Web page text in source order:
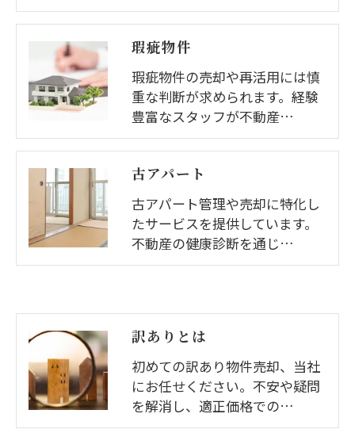
瑕疵物件
瑕疵物件の売却や再活用には慎
重な判断が求められます。経験
豊富なスタッフが不動産…
古アパート
古アパート管理や売却に特化し
たサービスを提供しています。
不動産の健康診断を通じ…
訳ありとは
初めての訳あり物件売却、当社
にお任せください。不安や疑問
を解消し、適正価格での…